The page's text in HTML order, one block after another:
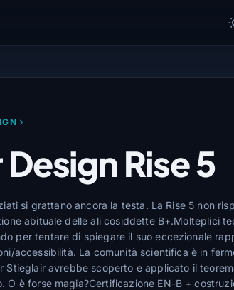
Rise 5
si grattano ancora la testa. La Rise 5 non
abituale delle ali cosiddette B+.Molteplici
per tentare di spiegare il suo eccezionale
accessibilità. La comunità scientifica è in
Stieglair avrebbe scoperto e applicato il
O è forse magia?Certificazione EN-B +